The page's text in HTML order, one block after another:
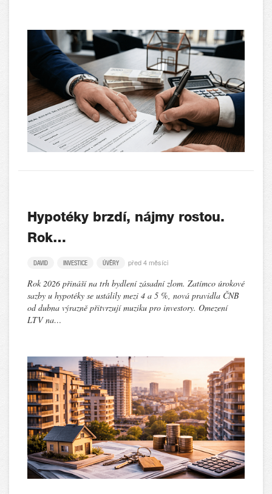
Hypotéky brzdí, nájmy rostou.
Rok…
DAVID INVESTICE ÚVĚRY před 4 měsíci
Rok 2026 přináší na trh bydlení zásadní zlom. Zatímco úrokové
sazby u hypotéky se ustálily mezi 4 a 5 %, nová pravidla ČNB
od dubna výrazně přitvrzují muziku pro investory. Omezení
LTV na…